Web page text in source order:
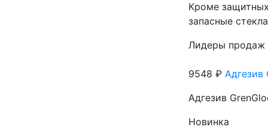
Кроме
запасные
Лидеры продаж
9548 ₽ Адгезив
Адгезив
Новинка